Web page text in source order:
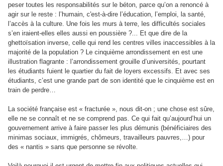
peser toutes les responsabilités sur le béton, parce qu’on a renoncé à
agir sur le reste : l’humain, c'est-à-dire l’éducation, l’emploi, la santé,
l’accès à la culture. Une fois les murs à terre, les difficultés sociales
s’en iraient-elles elles aussi en poussière ?... Et que dire de la
ghettoïsation inverse, celle qui rend les centres villes inaccessibles à la
majorité de la population ? Le cinquième arrondissement en est une
illustration flagrante : l’arrondissement grouille d’universités, pourtant
les étudiants fuient le quartier du fait de loyers excessifs. Et avec ses
étudiants, c’est une grande part de son identité que le cinquième est en
train de perdre…
La société française est « fracturée », nous dit-on ; une chose est sûre,
elle ne se connaît et ne se comprend pas. Ce qui fait qu’aujourd’hui un
gouvernement arrive à faire passer les plus démunis (bénéficiaires des
minimas sociaux, immigrés, chômeurs, travailleurs pauvres,…) pour
des « nantis » sans que personne se révolte.